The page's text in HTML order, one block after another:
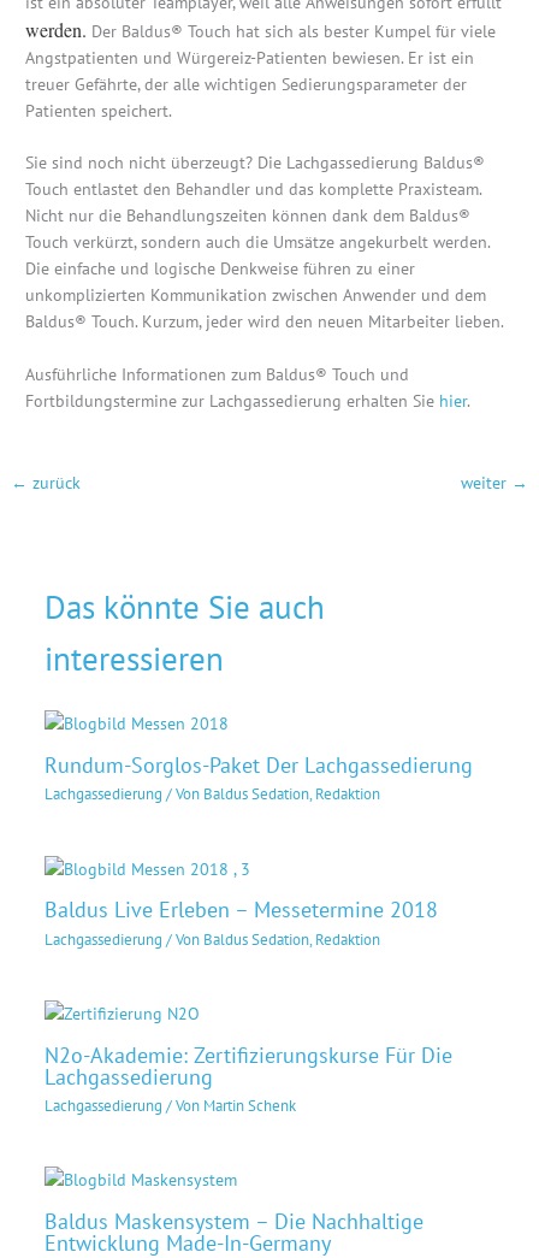
werden. Der Baldus® Touch hat sich als bester Kumpel für viele
Angstpatienten und Würgereiz-Patienten bewiesen. Er ist ein
treuer Gefährte, der alle wichtigen Sedierungsparameter der
Patienten speichert.
Sie sind noch nicht überzeugt? Die Lachgassedierung Baldus®
Touch entlastet den Behandler und das komplette Praxisteam.
Nicht nur die Behandlungszeiten können dank dem Baldus®
Touch verkürzt, sondern auch die Umsätze angekurbelt werden.
Die einfache und logische Denkweise führen zu einer
unkomplizierten Kommunikation zwischen Anwender und dem
Baldus® Touch. Kurzum, jeder wird den neuen Mitarbeiter lieben.
Ausführliche Informationen zum Baldus® Touch und
Fortbildungstermine zur Lachgassedierung erhalten Sie hier.
← zurück weiter →
Das könnte Sie auch
interessieren
Rund­um-Sorg­los-Pa­ket Der Lachgassedierung
Lachgassedierung / Von Baldus Sedation, Redaktion
Baldus Live Erleben – Messetermine 2018
Lachgassedierung / Von Baldus Sedation, Redaktion
N2o-Akademie: Zertifizierungskurse Für Die
Lachgassedierung
Lachgassedierung / Von Martin Schenk
Baldus Maskensystem – Die Nachhaltige
Entwicklung Made-In-Germany